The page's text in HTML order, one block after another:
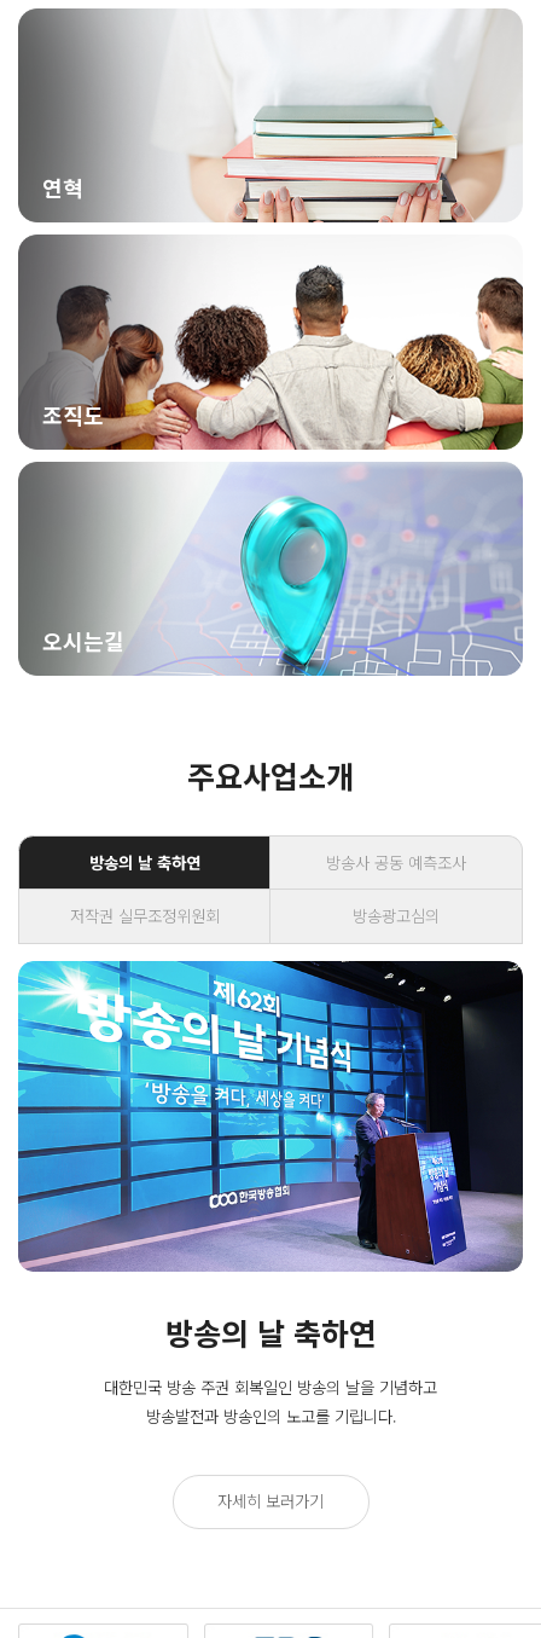
연혁
조직도
오시는길
주요사업소개
방송의 날 축하연 방송사 공동 예측조사
저작권 실무조정위원회 방송광고심의
방송의 날 축하연
대한민국 방송 주권 회복일인 방송의 날을 기념하고
방송발전과 방송인의 노고를 기립니다.
자세히 보러가기